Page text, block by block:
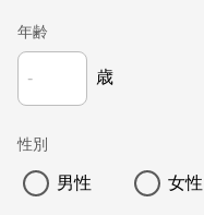
年齢
歳
性別
男性 女性